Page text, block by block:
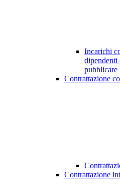
Incarichi
dipendenti
pubblicare
Contrattazione
Contrattazione